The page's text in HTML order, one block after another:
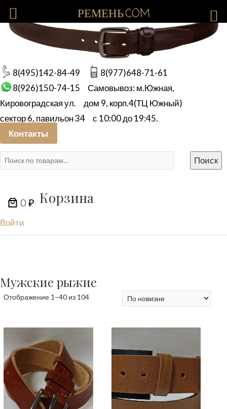
8(495)142-84-49
8(977)648-71-61
8(926)150-74-15
Самовывоз: м.Южная,
Кировоградская ул.
дом 9, корп.4(ТЦ Южный)
сектор 6, павильон 34
с 10:00 до 19:45.
Контакты
Искать:
Поиск
0 ₽
Войти
Корзина
Мужские рыжие
Отображение 1–40 из 104Сортировка:
РЕМЕНЬ.COM